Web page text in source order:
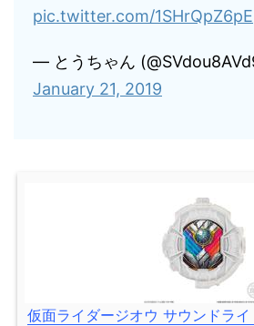
pic.twitter.com/1SHrQpZ6pE
— とうちゃん
January 21, 2019
仮面ライダージオウ サウンドラ